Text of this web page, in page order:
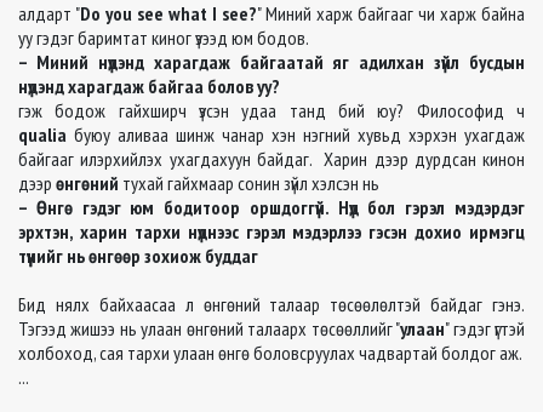
алдарт "Do you see what I see?" Миний харж байгааг чи харж байна
уу гэдэг баримтат киног үзээд юм бодов.
– Миний нүдэнд харагдаж байгаатай яг адилхан зүйл бусдын
нүдэнд харагдаж байгаа болов уу?
гэж бодож гайхширч үзсэн удаа танд бий юу? Философид ч
qualia буюу аливаа шинж чанар хэн нэгний хувьд хэрхэн ухагдаж
байгааг илэрхийлэх ухагдахуун байдаг. Харин дээр дурдсан кинон
дээр өнгөний тухай гайхмаар сонин зүйл хэлсэн нь
– Өнгө гэдэг юм бодитоор оршдоггүй. Нүд бол гэрэл мэдэрдэг
эрхтэн, харин тархи нүднээс гэрэл мэдэрлээ гэсэн дохио ирмэгц
түүнийг нь өнгөөр зохиож буддаг
Бид нялх байхаасаа л өнгөний талаар төсөөлөлтэй байдаг гэнэ.
Тэгээд жишээ нь улаан өнгөний талаарх төсөөллийг "улаан" гэдэг үгтэй
холбоход, сая тархи улаан өнгө боловсруулах чадвартай болдог аж.
...